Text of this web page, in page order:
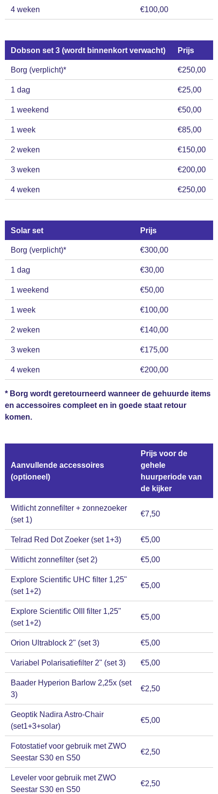
4 weken €100,00
Dobson set 3 (wordt binnenkort verwacht) Prijs
Borg (verplicht)* €250,00
1 dag €25,00
1 weekend €50,00
1 week €85,00
2 weken €150,00
3 weken €200,00
4 weken €250,00
Solar set Prijs
Borg (verplicht)* €300,00
1 dag €30,00
1 weekend €50,00
1 week €100,00
2 weken €140,00
3 weken €175,00
4 weken €200,00
* Borg wordt geretourneerd wanneer de gehuurde items
en accessoires compleet en in goede staat retour
komen.
Aanvullende accessoires
(optioneel)
Prijs voor de
gehele
huurperiode van
de kijker
Witlicht zonnefilter + zonnezoeker
(set 1)
€7,50
Telrad Red Dot Zoeker (set 1+3) €5,00
Witlicht zonnefilter (set 2) €5,00
Explore Scientific UHC filter 1,25"
(set 1+2)
€5,00
Explore Scientific OIII filter 1,25"
(set 1+2)
€5,00
Orion Ultrablock 2" (set 3) €5,00
Variabel Polarisatiefilter 2" (set 3) €5,00
Baader Hyperion Barlow 2,25x (set
3)
€2,50
Geoptik Nadira Astro-Chair
(set1+3+solar)
€5,00
Fotostatief voor gebruik met ZWO
Seestar S30 en S50
€2,50
Leveler voor gebruik met ZWO
Seestar S30 en S50
€2,50